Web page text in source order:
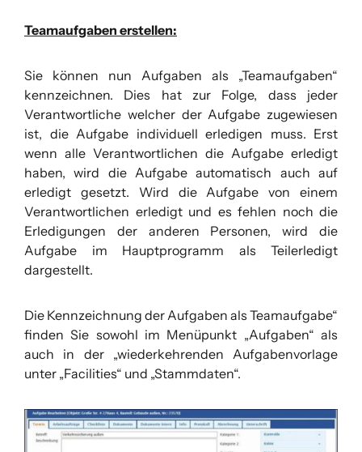
Teamaufgaben erstellen:
Sie können nun Aufgaben als „Teamaufgaben“
kennzeichnen. Dies hat zur Folge, dass jeder
Verantwortliche welcher der Aufgabe zugewiesen
ist, die Aufgabe individuell erledigen muss. Erst
wenn alle Verantwortlichen die Aufgabe erledigt
haben, wird die Aufgabe automatisch auch auf
erledigt gesetzt. Wird die Aufgabe von einem
Verantwortlichen erledigt und es fehlen noch die
Erledigungen der anderen Personen, wird die
Aufgabe im Hauptprogramm als Teilerledigt
dargestellt.
Die Kennzeichnung der Aufgaben als Teamaufgabe“
finden Sie sowohl im Menüpunkt „Aufgaben“ als
auch in der „wiederkehrenden Aufgabenvorlage
unter „Facilities“ und „Stammdaten“.